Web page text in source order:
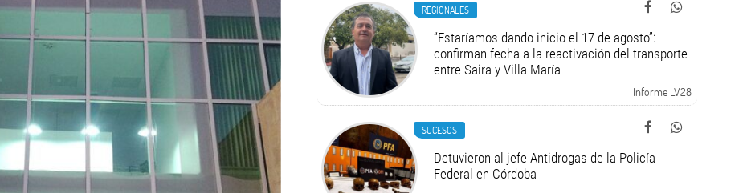
REGIONALES
“Estaríamos dando inicio el 17 de agosto”:
confirman fecha a la reactivación del transporte
entre Saira y Villa María
Informe LV28
SUCESOS
Detuvieron al jefe Antidrogas de la Policía
Federal en Córdoba